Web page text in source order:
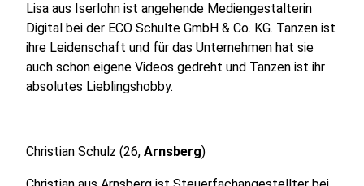
Lisa aus Iserlohn ist angehende Mediengestalterin
Digital bei der ECO Schulte GmbH & Co. KG. Tanzen ist
ihre Leidenschaft und für das Unternehmen hat sie
auch schon eigene Videos gedreht und Tanzen ist ihr
absolutes Lieblingshobby.
Christian Schulz (26, Arnsberg)